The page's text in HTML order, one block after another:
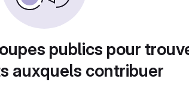
publics pour
auxquels contribuer